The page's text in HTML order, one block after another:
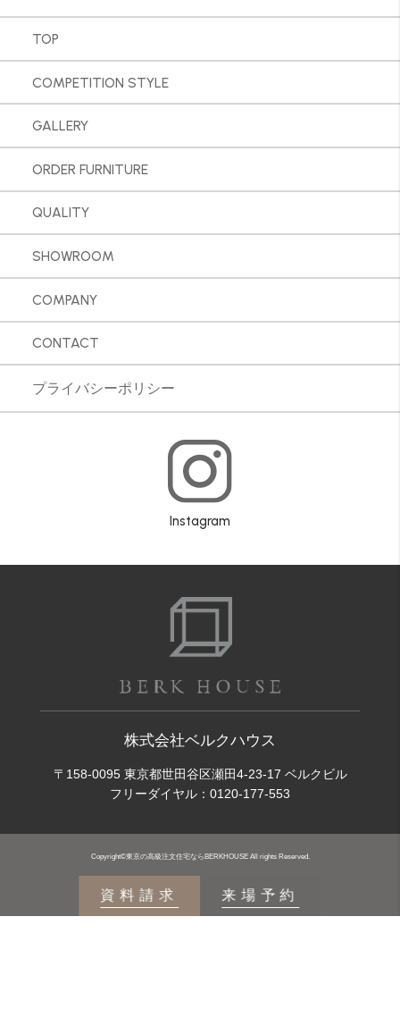
資料請求 来場予約
TOP
COMPETITION STYLE
GALLERY
ORDER FURNITURE
QUALITY
SHOWROOM
COMPANY
CONTACT
プライバシーポリシー
Instagram
株式会社ベルクハウス
〒158-0095 東京都世田谷区瀬田4-23-17 ベルクビル
フリーダイヤル： 0120-177-553
Copyright©東京の高級注文住宅ならBERKHOUSE All rights Reserved.